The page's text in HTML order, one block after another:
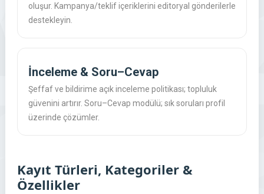
oluşur. Kampanya/teklif içeriklerini editoryal gönderilerle
destekleyin.
İnceleme & Soru–Cevap
Şeffaf ve bildirime açık inceleme politikası; topluluk
güvenini artırır. Soru–Cevap modülü; sık soruları profil
üzerinde çözümler.
Kayıt Türleri, Kategoriler &
Özellikler